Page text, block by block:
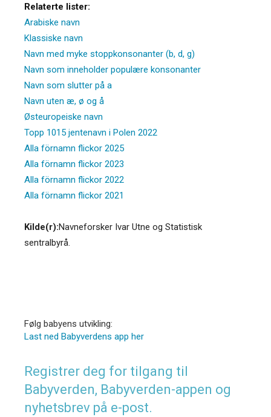
Relaterte lister:
Arabiske navn
Klassiske navn
Navn med myke stoppkonsonanter (b, d, g)
Navn som inneholder populære konsonanter
Navn som slutter på a
Navn uten æ, ø og å
Østeuropeiske navn
Topp 1015 jentenavn i Polen 2022
Alla förnamn flickor 2025
Alla förnamn flickor 2023
Alla förnamn flickor 2022
Alla förnamn flickor 2021
Kilde(r):Navneforsker Ivar Utne og Statistisk
sentralbyrå.
Følg babyens utvikling:
Last ned Babyverdens app her
Registrer deg for tilgang til
Babyverden, Babyverden-appen og
nyhetsbrev på e-post.